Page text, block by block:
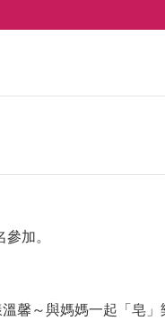
加。
～與媽媽一起「皂」